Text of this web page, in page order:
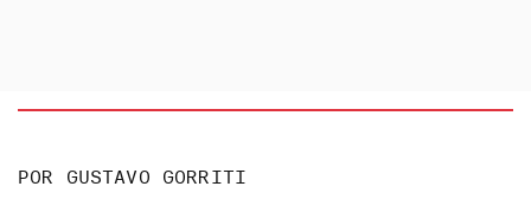
POR GUSTAVO GORRITI